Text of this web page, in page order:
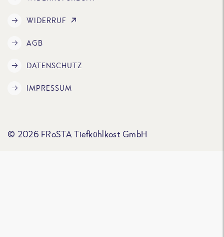
WIDERRUF
AGB
DATENSCHUTZ
IMPRESSUM
© 2026 FRoSTA Tiefkühlkost GmbH